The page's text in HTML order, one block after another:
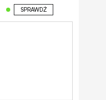
SPRAWDŹ